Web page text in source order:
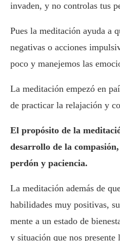
invaden, y no controlas tus
Pues la meditación ayuda a
negativas o acciones
poco y manejemos las
La meditación empezó en
de practicar la relajación y
El propósito de la
desarrollo de la
perdón y paciencia.
La meditación además de
habilidades muy positivas,
mente a un estado de
y situación que nos presente